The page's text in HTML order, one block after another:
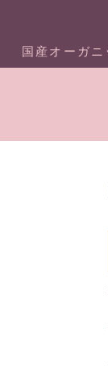
国産オーガ